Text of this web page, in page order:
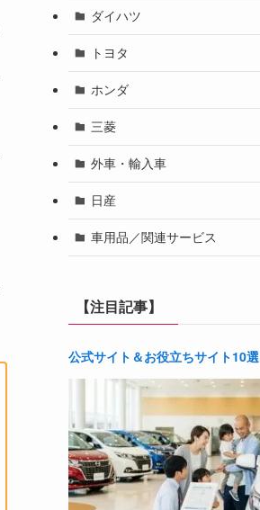
ダイハツ
トヨタ
ホンダ
三菱
外車・輸入車
日産
車用品／関連サービス
【注目記事】
公式サイト＆お役立ちサイト10選